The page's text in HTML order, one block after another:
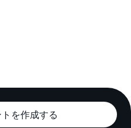
を作成する